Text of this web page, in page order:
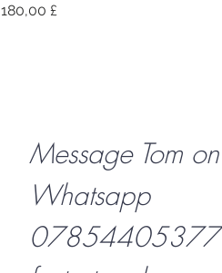
Preis
180,00 £
Message Tom on
Whatsapp
07854405377